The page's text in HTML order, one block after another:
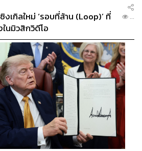
งเกิลใหม่ ‘รอบที่ล้าน (Loop)’ ที่
ในมิวสิกวิดีโอ
...